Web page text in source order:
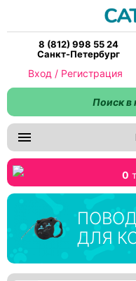
8 (812) 998 55 24
Санкт-Петербург
0
Вход / Регистрация
ДЛЯ